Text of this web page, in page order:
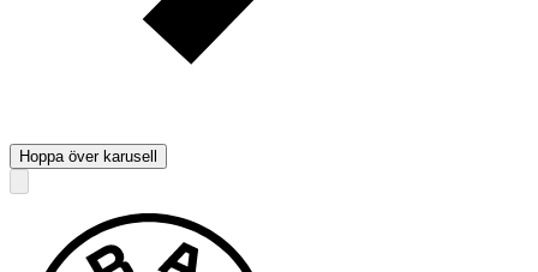
Hoppa över karusell